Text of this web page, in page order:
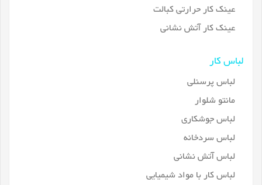
عینک کار حرارتی کبالت
عینک کار آتش نشانی
لباس کار
لباس پرسنلی
مانتو شلوار
لباس جوشکاری
لباس سردخانه
لباس آتش نشانی
لباس کار با مواد شیمیایی